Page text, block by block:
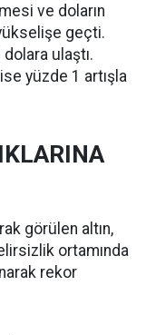
ve doların
geçti.
ulaştı.
yüzde 1 artışla
görülen altın,
ortamında
rekor